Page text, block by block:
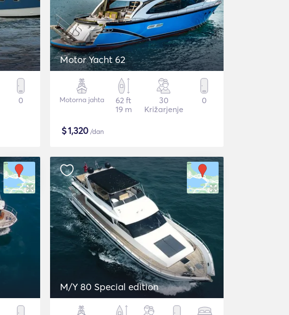
0
Motor Yacht 62
Motorna jahta
62 ft
19 m
30
Križarjenje
0
$1,320 /dan
M/Y 80 Special edition